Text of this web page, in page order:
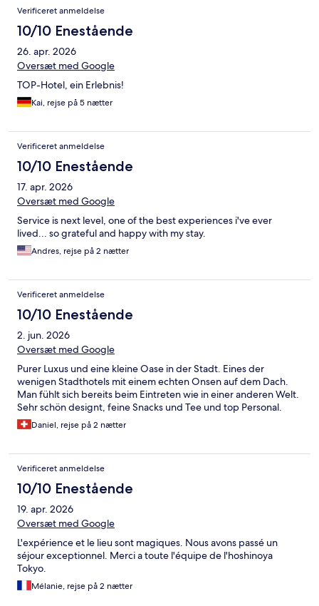
Verificeret anmeldelse
10/10 Enestående
26. apr. 2026
Oversæt med Google
TOP-Hotel, ein Erlebnis!
Kai, rejse på 5 nætter
Verificeret anmeldelse
10/10 Enestående
17. apr. 2026
Oversæt med Google
Service is next level, one of the best experiences i've ever
lived... so grateful and happy with my stay.
Andres, rejse på 2 nætter
Verificeret anmeldelse
10/10 Enestående
2. jun. 2026
Oversæt med Google
Purer Luxus und eine kleine Oase in der Stadt. Eines der
wenigen Stadthotels mit einem echten Onsen auf dem Dach.
Man fühlt sich bereits beim Eintreten wie in einer anderen Welt.
Sehr schön designt, feine Snacks und Tee und top Personal.
Daniel, rejse på 2 nætter
Verificeret anmeldelse
10/10 Enestående
19. apr. 2026
Oversæt med Google
L'expérience et le lieu sont magiques. Nous avons passé un
séjour exceptionnel. Merci a toute l'équipe de l'hoshinoya
Tokyo.
Mélanie, rejse på 2 nætter